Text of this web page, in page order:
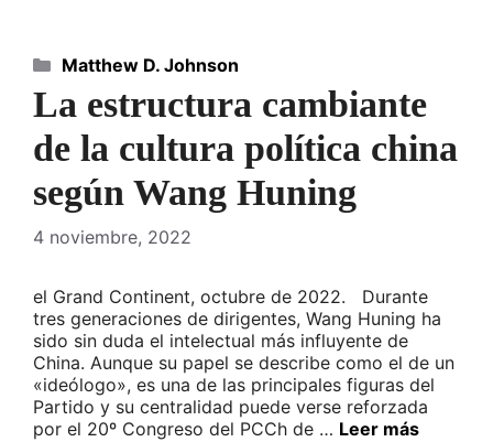
La estructura cambiante
de la cultura política china
según Wang Huning
4 noviembre, 2022
el Grand Continent, octubre de 2022. Durante
tres generaciones de dirigentes, Wang Huning ha
sido sin duda el intelectual más influyente de
China. Aunque su papel se describe como el de un
«ideólogo», es una de las principales figuras del
Partido y su centralidad puede verse reforzada
por el 20º Congreso del PCCh de … Leer más
Categorías
Matthew D. Johnson